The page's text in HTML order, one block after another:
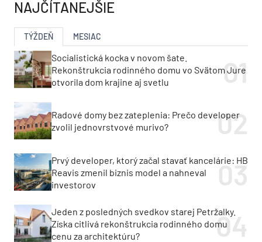
NAJČÍTANEJŠIE
TÝŽDEŇ MESIAC
Socialistická kocka v novom šate.
Rekonštrukcia rodinného domu vo Svätom Jure
otvorila dom krajine aj svetlu
Radové domy bez zateplenia: Prečo developer
zvolil jednovrstvové murivo?
Prvý developer, ktorý začal stavať kancelárie: HB
Reavis zmenil biznis model a nahneval
investorov
Jeden z posledných svedkov starej Petržalky.
Získa citlivá rekonštrukcia rodinného domu
cenu za architektúru?